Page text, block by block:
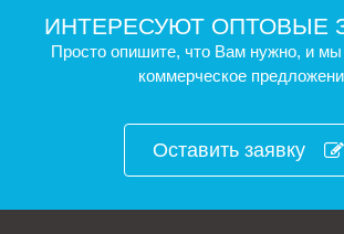
ИНТЕРЕСУЮТ ОПТОВЫЕ
Просто опишите, что Вам нужно, и
коммерческое
Оставить заявку